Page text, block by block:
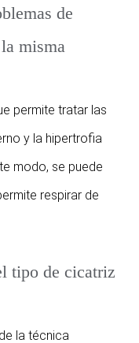
de
misma
permite tratar las
y la hipertrofia
modo, se puede
respirar de
tipo de cicatriz
la técnica